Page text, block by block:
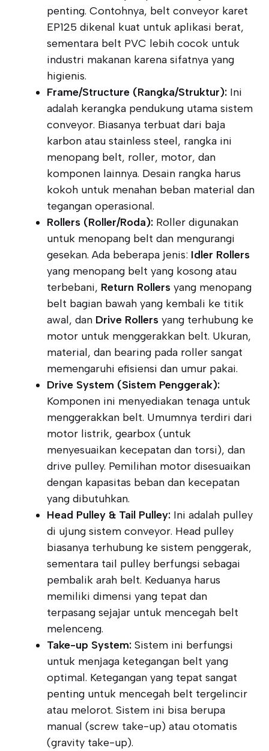
penting. Contohnya, belt conveyor karet
EP125 dikenal kuat untuk aplikasi berat,
sementara belt PVC lebih cocok untuk
industri makanan karena sifatnya yang
higienis.
Frame/Structure (Rangka/Struktur): Ini
adalah kerangka pendukung utama sistem
conveyor. Biasanya terbuat dari baja
karbon atau stainless steel, rangka ini
menopang belt, roller, motor, dan
komponen lainnya. Desain rangka harus
kokoh untuk menahan beban material dan
tegangan operasional.
Rollers (Roller/Roda): Roller digunakan
untuk menopang belt dan mengurangi
gesekan. Ada beberapa jenis: Idler Rollers
yang menopang belt yang kosong atau
terbebani, Return Rollers yang menopang
belt bagian bawah yang kembali ke titik
awal, dan Drive Rollers yang terhubung ke
motor untuk menggerakkan belt. Ukuran,
material, dan bearing pada roller sangat
memengaruhi efisiensi dan umur pakai.
Drive System (Sistem Penggerak):
Komponen ini menyediakan tenaga untuk
menggerakkan belt. Umumnya terdiri dari
motor listrik, gearbox (untuk
menyesuaikan kecepatan dan torsi), dan
drive pulley. Pemilihan motor disesuaikan
dengan kapasitas beban dan kecepatan
yang dibutuhkan.
Head Pulley & Tail Pulley: Ini adalah pulley
di ujung sistem conveyor. Head pulley
biasanya terhubung ke sistem penggerak,
sementara tail pulley berfungsi sebagai
pembalik arah belt. Keduanya harus
memiliki dimensi yang tepat dan
terpasang sejajar untuk mencegah belt
melenceng.
Take-up System: Sistem ini berfungsi
untuk menjaga ketegangan belt yang
optimal. Ketegangan yang tepat sangat
penting untuk mencegah belt tergelincir
atau melorot. Sistem ini bisa berupa
manual (screw take-up) atau otomatis
(gravity take-up).